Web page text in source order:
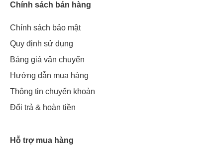
Chính sách bán hàng
Chính sách bảo mật
Quy định sử dụng
Bảng giá vận chuyển
Hướng dẫn mua hàng
Thông tin chuyển khoản
Đổi trả & hoàn tiền
Hỗ trợ mua hàng